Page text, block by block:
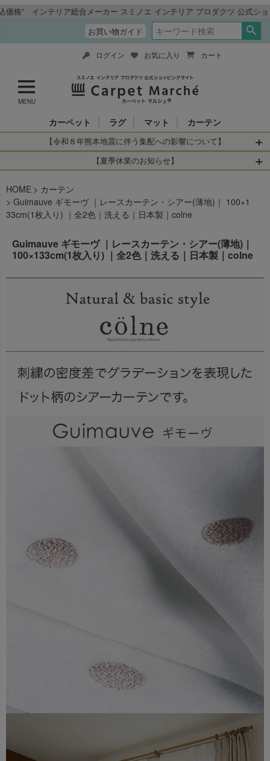
合メーカー スミノエ インテリア プロダクツ 公式ショッピングサイト「カ
お買い物ガイド
MENU
ログイン お気に入り カート
カーペット ラグ マット カーテン
【令和８年熊本地震に伴う集配への影響について】
令和8年熊本地震により、お亡くなりになられた方々に深く
お見舞い申し上げます。 この地震の影響により、現在、一
部地域を発着するお荷物のお届けに遅れが生じておりま
す。
【お荷物のお届けに遅れが生じている地域】
・全国から九州あてのお荷物
なお、今後の被害状況や交通規制などにより、対象地域や
サービスへの影響が変更となる場合がございます。
お客さまにはご不便をおかけいたしますが、何卒ご理解賜
りますようお願い申し上げます。
【夏季休業のお知らせ】
当店は は2026年8月11日(火)～2026年8月16日(日)
を休業とさせて頂きます。
休業中のご注文に関しては自動返信メールは届きますが、
へのご返答ができかねます。 休業明けから順次送信させて
いただきますのでよろしくお願いいたします。
商品の出荷は2026年8月18日(火)
以降となります。
HOME
カーテン
Guimauve ギモーヴ ｜レースカーテン・シアー(薄地)｜ 100×1
33cm(1枚入り) ｜全2色｜洗える｜日本製｜colne
Guimauve ギモーヴ ｜レースカーテン・シアー(薄地)｜
100×133cm(1枚入り) ｜全2色｜洗える｜日本製｜colne